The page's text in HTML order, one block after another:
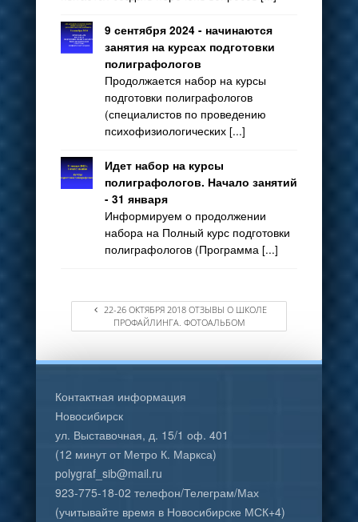
9 сентября 2024 - начинаются
занятия на курсах подготовки
полиграфологов
Продолжается набор на курсы
подготовки полиграфологов
(специалистов по проведению
психофизиологических [...]
Идет набор на курсы
полиграфологов. Начало занятий
- 31 января
Информируем о продолжении
набора на Полный курс подготовки
полиграфологов (Программа [...]
22-26 ОКТЯБРЯ 2018 ОТЗЫВЫ О ШКОЛЕ
ПРОФАЙЛИНГА. ФОТОАЛЬБОМ
Контактная информация
Новосибирск
ул. Выставочная, д. 15/1 оф. 401
(12 минут от Метро К. Маркса)
polygraf_sib@mail.ru
923-775-18-02 телефон/Телеграм/Мах
(учитывайте время в Новосибирске МСК+4)